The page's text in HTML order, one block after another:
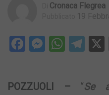
Cronaca Flegrea
19
Facebook
POZZUOLI – “Se